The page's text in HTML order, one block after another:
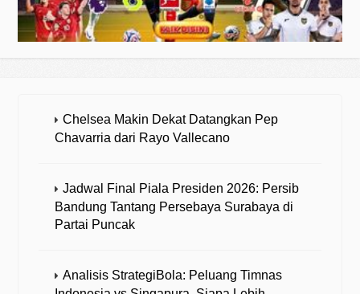
Chelsea Makin Dekat Datangkan Pep
Chavarria dari Rayo Vallecano
Jadwal Final Piala Presiden 2026: Persib
Bandung Tantang Persebaya Surabaya di
Partai Puncak
Analisis StrategiBola: Peluang Timnas